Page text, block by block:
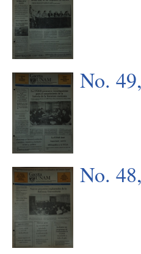
No.
No.